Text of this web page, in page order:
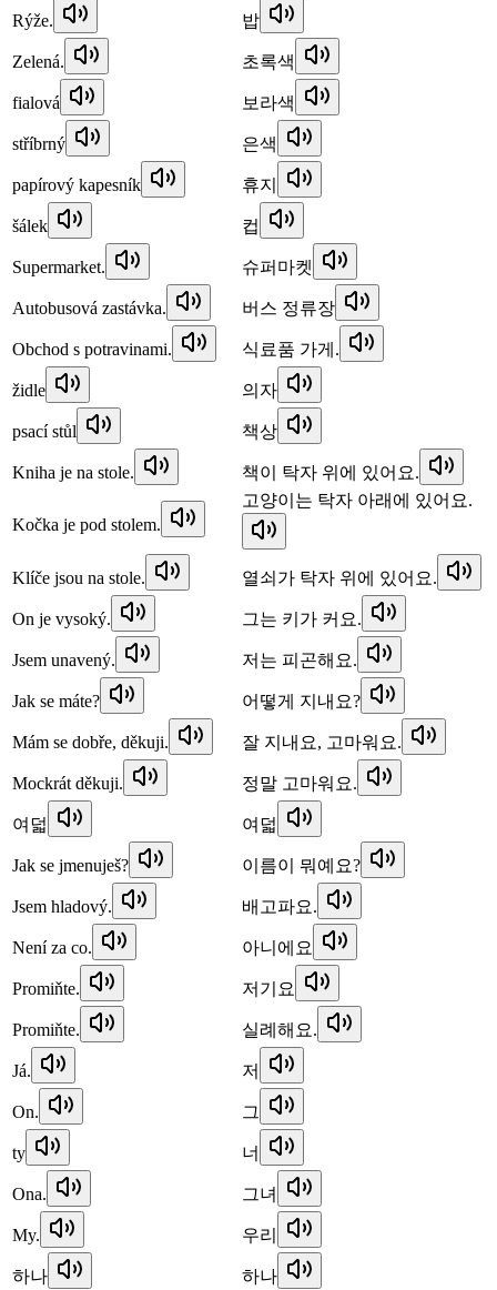
Rýže. 밥
Zelená. 초록색
fialová 보라색
stříbrný 은색
papírový kapesník 휴지
šálek 컵
Supermarket. 슈퍼마켓
Autobusová zastávka. 버스 정류장
Obchod s potravinami. 식료품 가게.
židle 의자
psací stůl 책상
Kniha je na stole. 책이 탁자 위에 있어요.
Kočka je pod stolem.
고양이는 탁자 아래에 있어요.
Klíče jsou na stole. 열쇠가 탁자 위에 있어요.
On je vysoký. 그는 키가 커요.
Jsem unavený. 저는 피곤해요.
Jak se máte? 어떻게 지내요?
Mám se dobře, děkuji. 잘 지내요, 고마워요.
Mockrát děkuji. 정말 고마워요.
여덟 여덟
Jak se jmenuješ? 이름이 뭐예요?
Jsem hladový. 배고파요.
Není za co. 아니에요
Promiňte. 저기요
Promiňte. 실례해요.
Já. 저
On. 그
ty 너
Ona. 그녀
My. 우리
하나 하나